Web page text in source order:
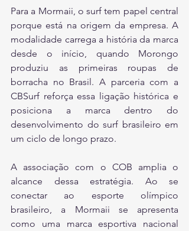
Para a Mormaii, o surf tem papel central
porque está na origem da empresa. A
modalidade carrega a história da marca
desde o início, quando Morongo
produziu as primeiras roupas de
borracha no Brasil. A parceria com a
CBSurf reforça essa ligação histórica e
posiciona a marca dentro do
desenvolvimento do surf brasileiro em
um ciclo de longo prazo.
A associação com o COB amplia o
alcance dessa estratégia. Ao se
conectar ao esporte olímpico
brasileiro, a Mormaii se apresenta
como uma marca esportiva nacional